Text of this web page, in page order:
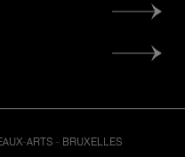
ARTS - BRUXELLES